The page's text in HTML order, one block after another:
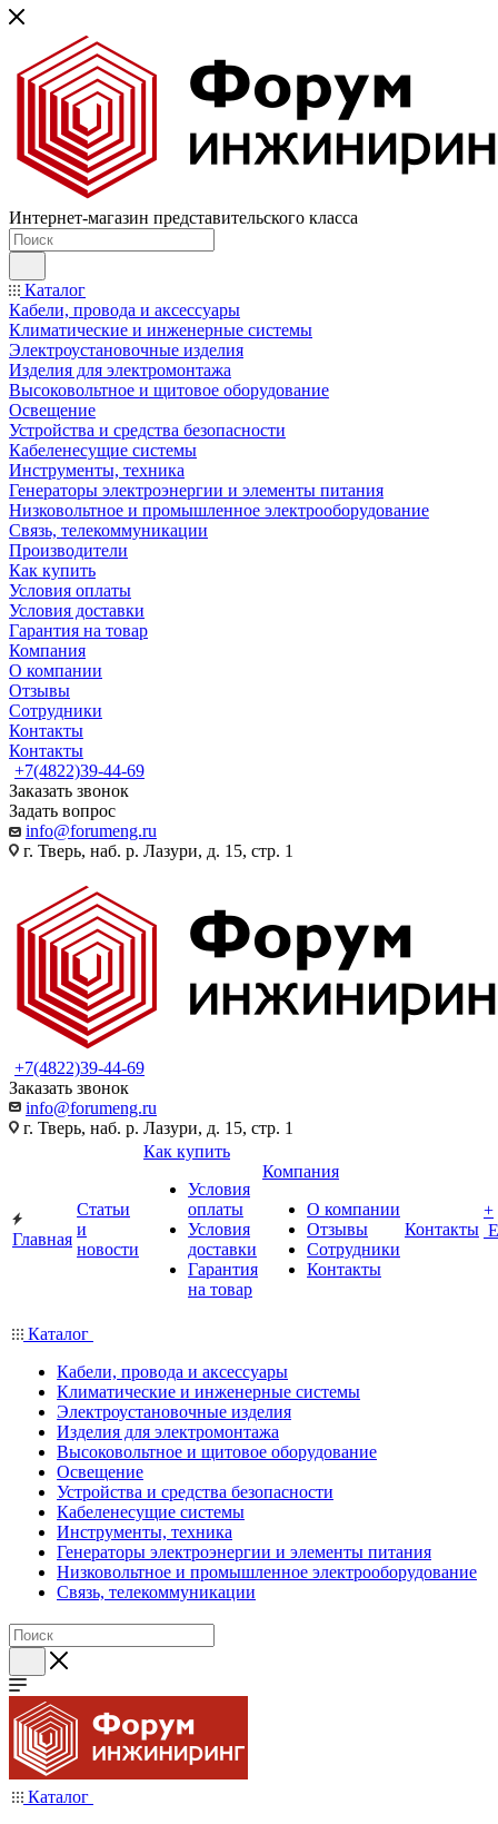
Интернет-магазин представительского класса
Каталог
Кабели, провода и аксессуары
Климатические и инженерные системы
Электроустановочные изделия
Изделия для электромонтажа
Высоковольтное и щитовое оборудование
Освещение
Устройства и средства безопасности
Кабеленесущие системы
Инструменты, техника
Генераторы электроэнергии и элементы питания
Низковольтное и промышленное электрооборудование
Связь, телекоммуникации
Производители
Как купить
Условия оплаты
Условия доставки
Гарантия на товар
Компания
О компании
Отзывы
Сотрудники
Контакты
Контакты
+7(4822)39-44-69
Заказать звонок
Задать вопрос
info@forumeng.ru
г. Тверь, наб. р. Лазури, д. 15, стр. 1
+7(4822)39-44-69
Заказать звонок
info@forumeng.ru
г. Тверь, наб. р. Лазури, д. 15, стр. 1
Главная
Статьи
и
новости
Как купить
Условия
оплаты
Условия
доставки
Гарантия
на товар
Компания
О компании
Отзывы
Сотрудники
Контакты
Контакты
+
Каталог
Кабели, провода и аксессуары
Климатические и инженерные системы
Электроустановочные изделия
Изделия для электромонтажа
Высоковольтное и щитовое оборудование
Освещение
Устройства и средства безопасности
Кабеленесущие системы
Инструменты, техника
Генераторы электроэнергии и элементы питания
Низковольтное и промышленное электрооборудование
Связь, телекоммуникации
Каталог